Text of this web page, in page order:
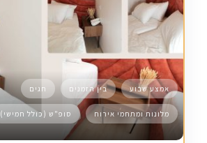
אמצע שבוע בין הזמנים חגים
מלונות ומתחמי אירוח סופ"ש (כולל חמישי)